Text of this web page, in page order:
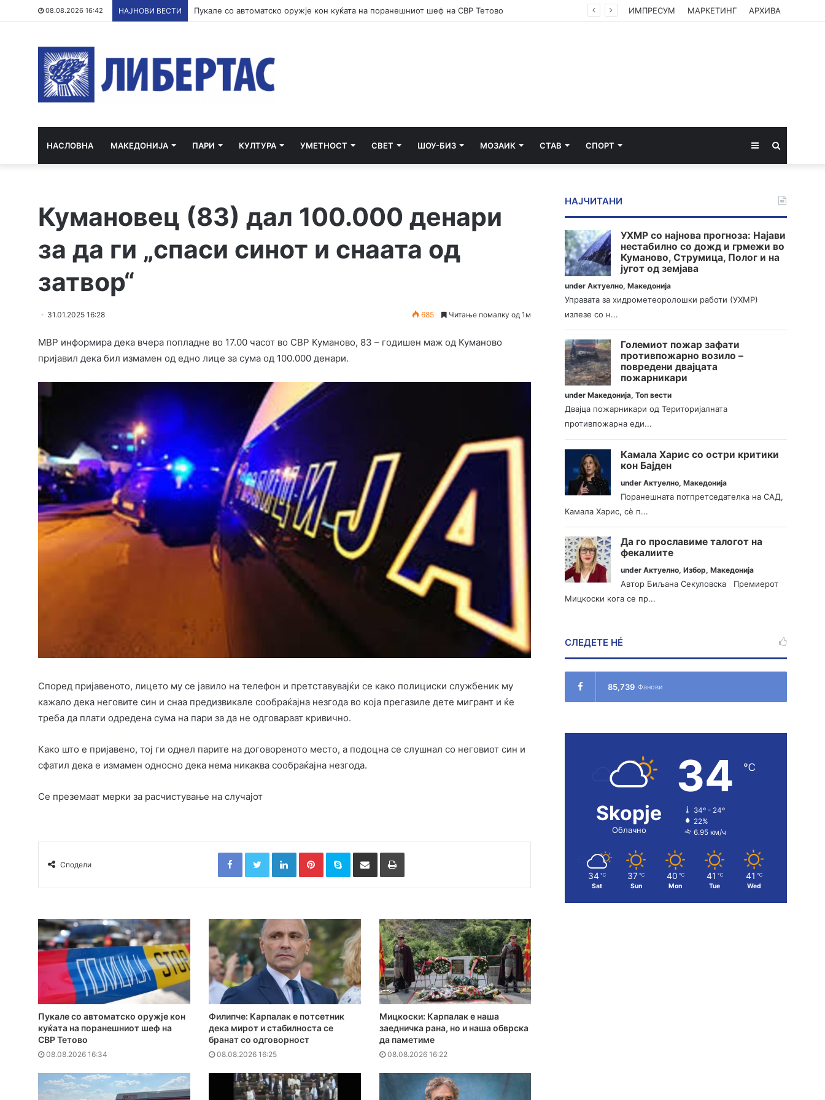
08.08.2026 16:42 НАЈНОВИ ВЕСТИ Филипче: Карпалак е потсетник дека мирот и стабилноста се бранат со одговорност ИМПРЕСУМ МАРКЕТИНГ АРХИВА
НАСЛОВНА МАКЕДОНИЈА ПАРИ КУЛТУРА УМЕТНОСТ СВЕТ ШОУ-БИЗ МОЗАИК СТАВ СПОРТ Sidebar
Кумановец (83) дал 100.000 денари
за да ги „спаси синот и снаата од
затвор“
31.01.2025 16:28 685 Читање помалку од 1м
МВР информира дека вчера попладне во 17.00 часот во СВР Куманово, 83 – годишен маж од Куманово
пријавил дека бил измамен од едно лице за сума од 100.000 денари.
Според пријавеното, лицето му се јавило на телефон и претставувајќи се како полициски службеник му
кажало дека неговите син и снаа предизвикале сообраќајна незгода во која прегазиле дете мигрант и ќе
треба да плати одредена сума на пари за да не одговараат кривично.
Како што е пријавено, тој ги однел парите на договореното место, а подоцна се слушнал со неговиот син и
сфатил дека е измамен односно дека нема никаква сообраќајна незгода.
Се преземаат мерки за расчистување на случајот
Сподели
FacebookTwitterLinkedInPinterestSkype Сподели преку Е-маил Испринтај
Пукале со автоматско оружје кон
куќата на поранешниот шеф на
СВР Тетово
08.08.2026 16:34
Филипче: Карпалак е потсетник
дека мирот и стабилноста се
бранат со одговорност
08.08.2026 16:25
Мицкоски: Карпалак е наша
заедничка рана, но и наша обврска
да паметиме
08.08.2026 16:22
НАЈЧИТАНИ
УХМР со најнова прогноза: Најави
нестабилно со дожд и грмежи во
Куманово, Струмица, Полог и на
југот од земјава
underАктуелно,Македонија
Управата за хидрометеоролошки работи (УХМР)
излезе со н...
Големиот пожар зафати
противпожарно возило –
повредени двајцата
пожарникари
underМакедонија,Топ вести
Двајца пожарникари од Територијалната
противпожарна еди...
Камала Харис со остри критики
кон Бајден
underАктуелно,Македонија
Поранешната потпретседателка на САД,
Камала Харис, сè п...
Да го прославиме талогот на
фекалиите
underАктуелно,Избор,Македонија
Автор Биљана Секуловска Премиерот
Мицкоски кога се пр...
СЛЕДЕТЕ НÉ
85,739 Фанови
Skopje
Облачно
34 ℃
34º - 24º
22%
6.95 км/ч
34 ℃
Sat
37 ℃
Sun
40 ℃
Mon
41 ℃
Tue
41 ℃
Wed